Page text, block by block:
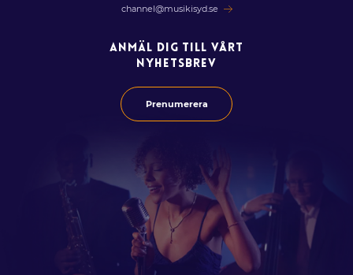
channel@musikisyd.se
ANMÄL DIG TILL VÅRT
NYHETSBREV
Prenumerera